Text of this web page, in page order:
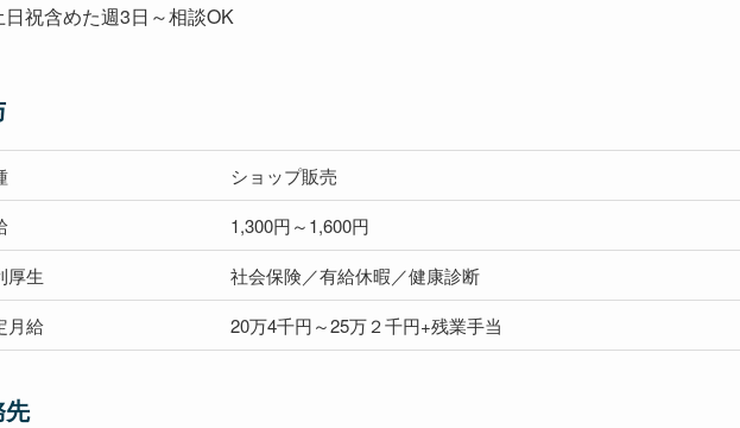
日祝含めた週3日～相談OK
ショップ販売
1,300円～1,600円
厚生
社会保険／有給休暇／健康診断
月給 20万4千円～25万２千円+残業手当